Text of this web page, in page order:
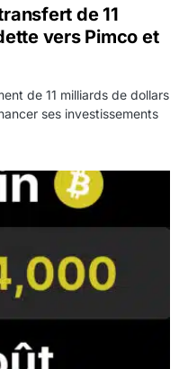
de 11
vers Pimco et
de 11 milliards de dollars
ses investissements
pendant que les